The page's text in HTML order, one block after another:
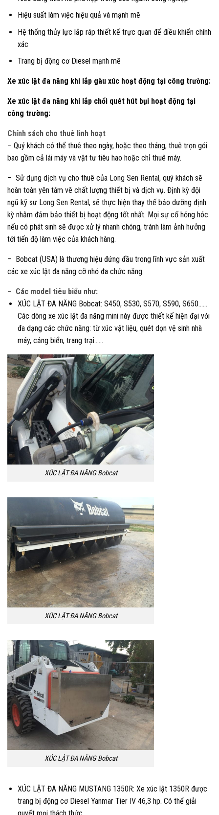
Hiệu suất làm việc hiệu quả và mạnh mẽ
Hệ thống thủy lực lắp ráp thiết kế trực quan để điều khiển chính
xác
Trang bị động cơ Diesel mạnh mẽ
Xe xúc lật đa năng khi lắp gàu xúc hoạt động tại công trường:
Xe xúc lật đa năng khi lắp chổi quét hút bụi hoạt động tại
công trường:
Chính sách cho thuê linh hoạt
– Quý khách có thể thuê theo ngày, hoặc theo tháng, thuê trọn gói
bao gồm cả lái máy và vật tư tiêu hao hoặc chỉ thuê máy.
– Sử dụng dịch vụ cho thuê của Long Sen Rental, quý khách sẽ
hoàn toàn yên tâm vê chất lượng thiết bị và dịch vụ. Định kỳ đội
ngũ kỹ sư Long Sen Rental, sẽ thực hiện thay thế bảo dưỡng định
kỳ nhằm đảm bảo thiết bị hoạt động tốt nhất. Mọi sự cố hỏng hóc
nếu có phát sinh sẽ được xử lý nhanh chóng, tránh làm ảnh hưởng
tới tiến độ làm việc của khách hàng.
– Bobcat (USA) là thương hiệu đứng đầu trong lĩnh vực sản xuất
các xe xúc lật đa năng cỡ nhỏ đa chức năng.
– Các model tiêu biểu như:
XÚC LẬT ĐA NĂNG Bobcat: S450, S530, S570, S590, S650……
Các dòng xe xúc lật đa năng mini này được thiết kế hiện đại với
đa dạng các chức năng: từ xúc vật liệu, quét dọn vệ sinh nhà
máy, cảng biển, trang trại……
XÚC LẬT ĐA NĂNG Bobcat
XÚC LẬT ĐA NĂNG Bobcat
XÚC LẬT ĐA NĂNG Bobcat
XÚC LẬT ĐA NĂNG MUSTANG 1350R: Xe xúc lật 1350R được
trang bị động cơ Diesel Yanmar Tier IV 46,3 hp. Có thể giải